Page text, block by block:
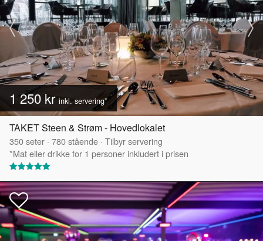
1 250 kr inkl. servering*
TAKET Steen & Strøm - Hovedlokalet
350seter · 780stående · Tilbyr servering
*Mat eller drikke for 1 personer inkludert i prisen